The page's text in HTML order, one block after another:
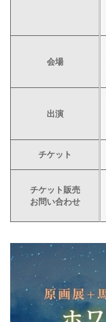
会場
出演
チケット
チケット販売
お問い合わせ